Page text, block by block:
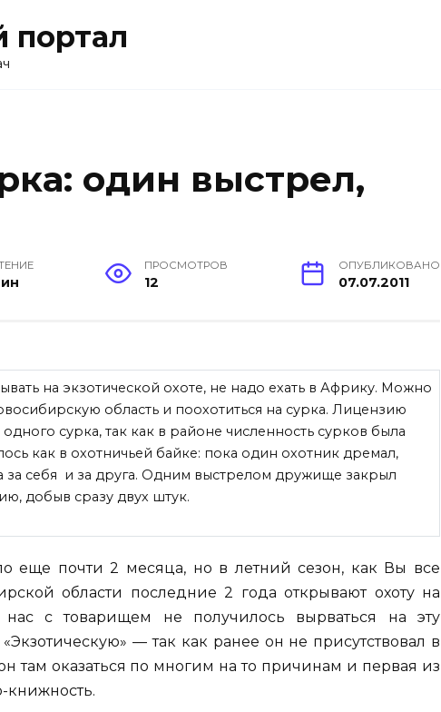
портал
один выстрел,
ПРОСМОТРОВ
12
ОПУБЛИКОВАНО
07.07.2011
на экзотической охоте, не надо ехать в Африку. Можно
область и поохотиться на сурка. Лицензию
сурка, так как в районе численность сурков была
как в охотничьей байке: пока один охотник дремал,
за себя и за друга. Одним выстрелом дружище закрыл
добыв сразу двух штук.
еще почти 2 месяца, но в летний сезон, как Вы все
области последние 2 года открывают охоту на
с товарищем не получилось вырваться на эту
— так как ранее он не присутствовал в
там оказаться по многим на то причинам и первая из
книжность.